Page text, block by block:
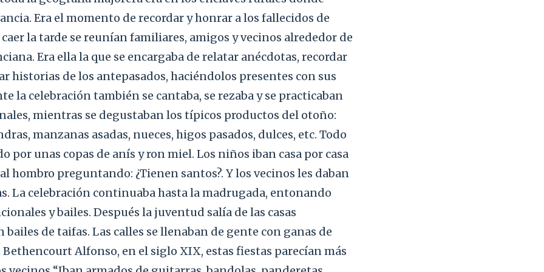
Era el momento de recordar y honrar a los fallecidos de
la tarde se reunían familiares, amigos y vecinos alrededor de
Era ella la que se encargaba de relatar anécdotas, recordar
historias de los antepasados, haciéndolos presentes con sus
la celebración también se cantaba, se rezaba y se practicaban
mientras se degustaban los típicos productos del otoño:
manzanas asadas, nueces, higos pasados, dulces, etc. Todo
por unas copas de anís y ron miel. Los niños iban casa por casa
hombro preguntando: ¿Tienen santos?. Y los vecinos les daban
La celebración continuaba hasta la madrugada, entonando
y bailes. Después la juventud salía de las casas
de taifas. Las calles se llenaban de gente con ganas de
Alfonso, en el siglo XIX, estas fiestas parecían más